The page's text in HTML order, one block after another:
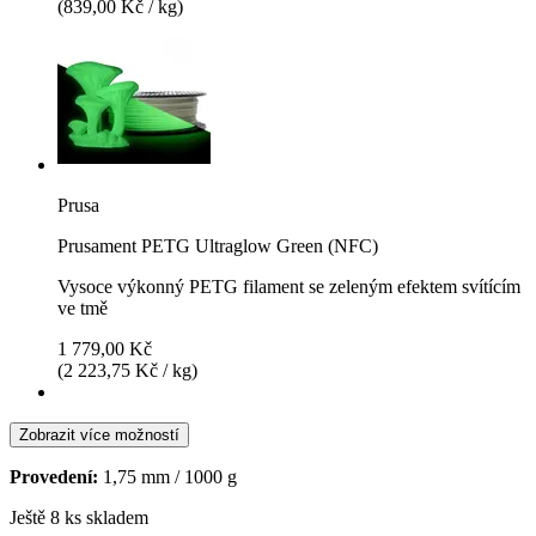
(839,00 Kč / kg)
Prusa
Prusament PETG Ultraglow Green (NFC)
Vysoce výkonný PETG filament se zeleným efektem svítícím
ve tmě
1 779,00 Kč
(2 223,75 Kč / kg)
Zobrazit více možností
Provedení: 1,75 mm / 1000 g
Ještě 8 ks skladem